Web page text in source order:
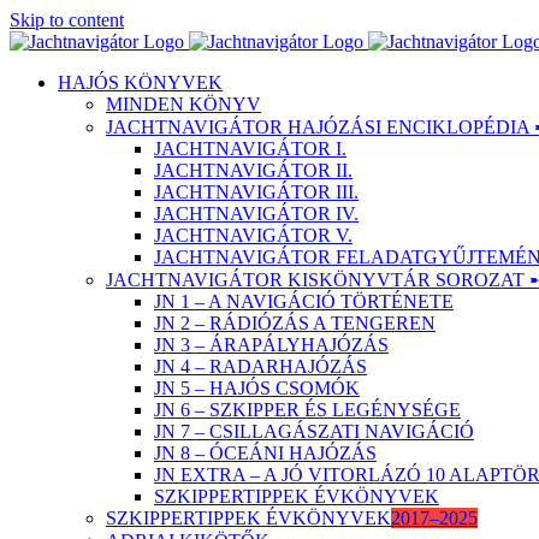
Skip to content
HAJÓS KÖNYVEK
MINDEN KÖNYV
JACHTNAVIGÁTOR HAJÓZÁSI ENCIKLOPÉDIA
JACHTNAVIGÁTOR I.
JACHTNAVIGÁTOR II.
JACHTNAVIGÁTOR III.
JACHTNAVIGÁTOR IV.
JACHTNAVIGÁTOR V.
JACHTNAVIGÁTOR
JACHTNAVIGÁTOR KISKÖNYVTÁR SOROZAT
JN 1 – A NAVIGÁCIÓ TÖRTÉNETE
JN 2 – RÁDIÓZÁS A TENGEREN
JN 3 – ÁRAPÁLYHAJÓZÁS
JN 4 – RADARHAJÓZÁS
JN 5 – HAJÓS CSOMÓK
JN 6 – SZKIPPER ÉS LEGÉNYSÉGE
JN 7 – CSILLAGÁSZATI NAVIGÁCIÓ
JN 8 – ÓCEÁNI HAJÓZÁS
JN EXTRA – A JÓ VITORLÁZÓ 10
SZKIPPERTIPPEK ÉVKÖNYVEK
SZKIPPERTIPPEK ÉVKÖNYVEK2017–2025